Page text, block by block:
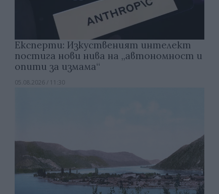
Експерти: Изкуственият интелект
постига нови нива на „автономност и
опити за измама“
05.08.2026 / 11:30